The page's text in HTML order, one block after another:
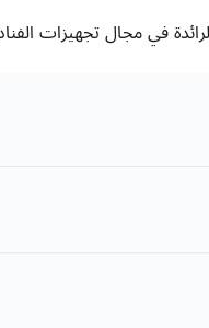
منذ عام 2013م، يضم أكثر من 40 علامة